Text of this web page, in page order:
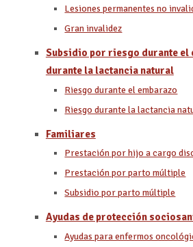
Lesiones permanentes no
Gran invalidez
Subsidio por riesgo durante el
durante la lactancia natural
Riesgo durante el embarazo
Riesgo durante la lactancia
Familiares
Prestación por hijo a cargo
Prestación por parto múltiple
Subsidio por parto múltiple
Ayudas de protección
Ayudas para enfermos